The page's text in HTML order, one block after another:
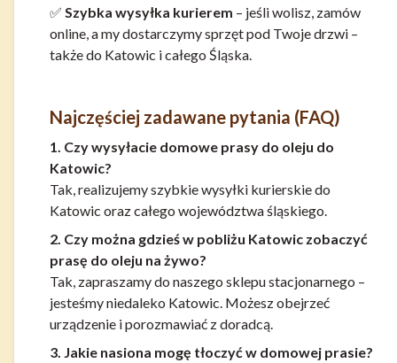
✅ Szybka wysyłka kurierem – jeśli wolisz, zamów
online, a my dostarczymy sprzęt pod Twoje drzwi –
także do Katowic i całego Śląska.
Najczęściej zadawane pytania (FAQ)
1. Czy wysyłacie domowe prasy do oleju do
Katowic?
Tak, realizujemy szybkie wysyłki kurierskie do
Katowic oraz całego województwa śląskiego.
2. Czy można gdzieś w pobliżu Katowic zobaczyć
prasę do oleju na żywo?
Tak, zapraszamy do naszego sklepu stacjonarnego –
jesteśmy niedaleko Katowic. Możesz obejrzeć
urządzenie i porozmawiać z doradcą.
3. Jakie nasiona mogę tłoczyć w domowej prasie?